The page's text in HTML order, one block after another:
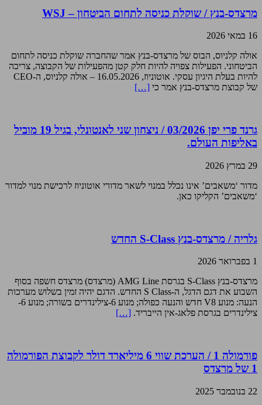
מרצדס-בנץ / שוקלת כניסה לתחום הביטחון – WSJ
16 במאי 2026
אולה קלניוס, הבוס של מרצדס-בנץ אמר שהחברה שוקלת כניסה לתחום
הביטחוני. הפעילות צפויה להיות חלק קטן מהפעילות של הקבוצה, צריכה
להיות בעלת היגיון עסקי. אוטוניוז, 16.05.2026 – אולה קלניוס, ה-CEO
של קבוצת מרצדס-בנץ אמר כי […]
גרנד פרי יפן 03/2026 / ניצחון שני לאנטונלי, בגיל 19 מוביל
באליפות העולם.
29 במרץ 2026
מדור ‘משאבים’ אינו נכלל במנוי לשאר מדורי אוטוניוז לרכישת מנוי למדור
‘משאבים’ הקליקו כאן.
גלריה / מרצדס-בנץ S-Class החדש
1 בפברואר 2026
מרצדס-בנץ S-Class בגרסת AMG Line (מרצדס) מרצדס חשפה בסוף
השבוע את דגם הדגל, ה-S Class החדש. הדגם יהיה זמין בשלוש מערכות
הנעה: מנוע V8 חדש והנעה כפולה; מנוע 6-צילינדרים בשורה; מנוע 6-
צילינדרים בגרסת פלאג-אין הייבריד. […]
פורמולה 1 / הערכת שווי 6 מיליארד דולר לקבוצת הפורמולה
1 של מרצדס
22 בנובמבר 2025